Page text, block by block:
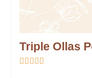
Triple Ollas
    